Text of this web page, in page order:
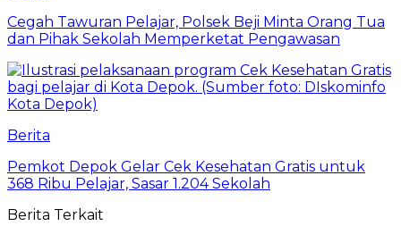
Cegah Tawuran Pelajar, Polsek Beji Minta Orang Tua
dan Pihak Sekolah Memperketat Pengawasan
Berita
Pemkot Depok Gelar Cek Kesehatan Gratis untuk
368 Ribu Pelajar, Sasar 1.204 Sekolah
Berita Terkait